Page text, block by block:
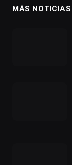
MÁS NOTICIAS